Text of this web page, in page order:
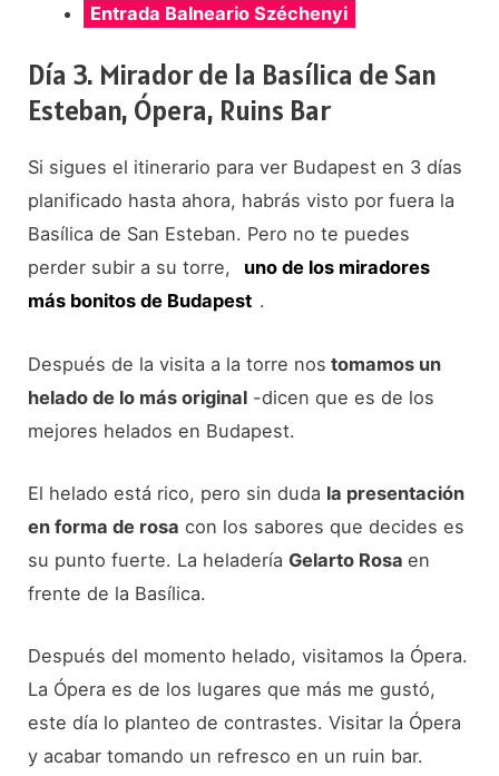
Entrada Balneario Széchenyi
Día 3. Mirador de la Basílica de San
Esteban, Ópera, Ruins Bar
Si sigues el itinerario para ver Budapest en 3 días
planificado hasta ahora, habrás visto por fuera la
Basílica de San Esteban. Pero no te puedes
perder subir a su torre,
uno de los miradores
más bonitos de Budapest .
Después de la visita a la torre nos tomamos un
helado de lo más original -dicen que es de los
mejores helados en Budapest.
El helado está rico, pero sin duda la presentación
en forma de rosa con los sabores que decides es
su punto fuerte. La heladería Gelarto Rosaen
frente de la Basílica.
Después del momento helado, visitamos la Ópera.
La Ópera es de los lugares que más me gustó,
este día lo planteo de contrastes. Visitar la Ópera
y acabar tomando un refresco en un ruin bar.